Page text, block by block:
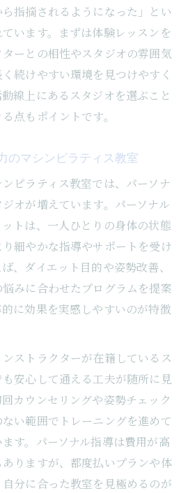
ら指摘されるようになった」とい
います。まずは体験レッスンを
ーとの相性やスタジオの雰囲気
続けやすい環境を見つけやすく
線上にあるスタジオを選ぶこと
点もポイントです。
のマシンピラティス教室
ピラティス教室では、パーソナ
オが増えています。パーソナル
トは、一人ひとりの身体の状態
細やかな指導やサポートを受け
、ダイエット目的や姿勢改善、
みに合わせたプログラムを提案
に効果を実感しやすいのが特徴
ストラクターが在籍しているス
安心して通える工夫が随所に見
カウンセリングや姿勢チェック
い範囲でトレーニングを進めて
す。パーソナル指導は費用が高
りますが、都度払いプランや体
分に合った教室を見極めるのが